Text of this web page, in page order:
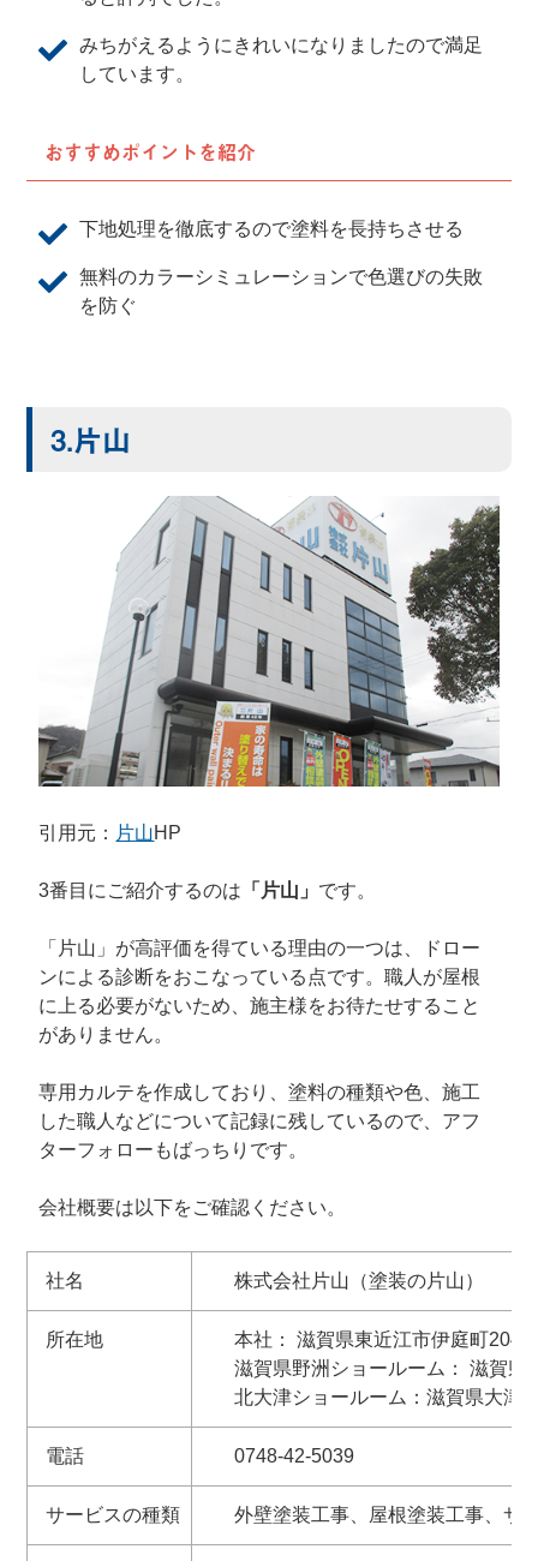
みちがえるようにきれいになりましたので満足
しています。
おすすめポイントを紹介
下地処理を徹底するので塗料を長持ちさせる
無料のカラーシミュレーションで色選びの失敗
を防ぐ
3.片山
引用元： 片山HP
3番目にご紹介するのは 「片山」 です。
「片山」が高評価を得ている理由の一つは、ドロー
ンによる診断をおこなっている点です。職人が屋根
に上る必要がないため、施主様をお待たせすること
がありません。
専用カルテを作成しており、塗料の種類や色、施工
した職人などについて記録に残しているので、アフ
ターフォローもばっちりです。
会社概要は以下をご確認ください。
社名 株式会社片山（塗装の片山）
所在地 本社： 滋賀県東近江市伊庭町204-3
滋賀県野洲ショールーム：
滋賀県
北大津ショールーム：滋賀県大津
電話 0748-42-5039
サービスの種類 外壁塗装工事、屋根塗装工事、サ